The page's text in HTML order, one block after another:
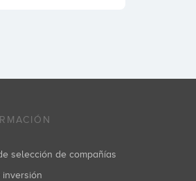
selección de compañías
inversión